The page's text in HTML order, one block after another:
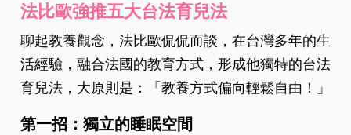
法比歐強推五大台法育兒法
聊起教養觀念，法比歐侃侃而談，在台灣多年的生
活經驗，融合法國的教育方式，形成他獨特的台法
育兒法，大原則是：「教養方式偏向輕鬆自由！」
第一招：獨立的睡眠空間